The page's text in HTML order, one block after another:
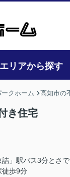
エリアから探す
クホーム 高知市の
き住宅
」駅バス3分とさ
徒歩9分